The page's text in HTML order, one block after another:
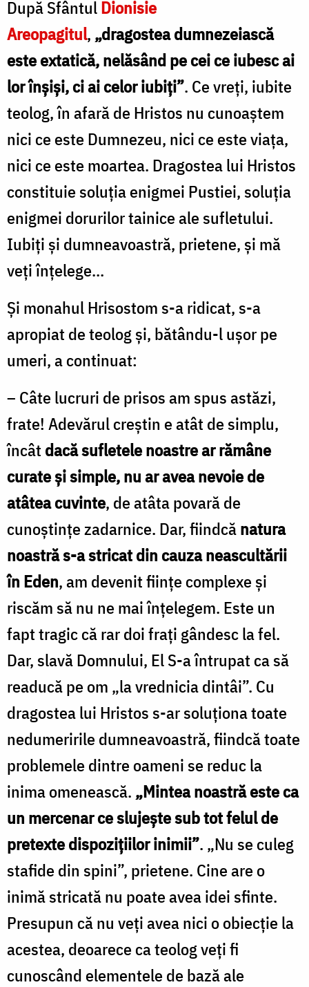
După SfântulDionisie
Areopagitul, „dragostea dumnezeiască
este extatică, nelăsând pe cei ce iubesc ai
lor înșiși, ci ai celor iubiți”. Ce vreți, iubite
teolog, în afară de Hristos nu cunoaștem
nici ce este Dumnezeu, nici ce este viața,
nici ce este moartea. Dragostea lui Hristos
constituie soluția enigmei Pustiei, soluția
enigmei dorurilor tainice ale sufletului.
Iubiți și dumneavoastră, prietene, și mă
veți înțelege...
Și monahul Hrisostom s-a ridicat, s-a
apropiat de teolog și, bătându-l ușor pe
umeri, a continuat:
– Câte lucruri de prisos am spus astăzi,
frate! Adevărul creștin e atât de simplu,
încât dacă sufletele noastre ar rămâne
curate și simple, nu ar avea nevoie de
atâtea cuvinte, de atâta povară de
cunoștințe zadarnice. Dar, fiindcănatura
noastră s-a stricat din cauza neascultării
în Eden, am devenit ființe complexe și
riscăm să nu ne mai înțelegem. Este un
fapt tragic că rar doi frați gândesc la fel.
Dar, slavă Domnului, El S-a întrupat ca să
readucă pe om „la vrednicia dintâi”. Cu
dragostea lui Hristos s-ar soluționa toate
nedumeririle dumneavoastră, fiindcă toate
problemele dintre oameni se reduc la
inima omenească. „Mintea noastră este ca
un mercenar ce slujește sub tot felul de
pretexte dispozițiilor inimii”. „Nu se culeg
stafide din spini”, prietene. Cine are o
inimă stricată nu poate avea idei sfinte.
Presupun că nu veți avea nici o obiecție la
acestea, deoarece ca teolog veți fi
cunoscând elementele de bază ale